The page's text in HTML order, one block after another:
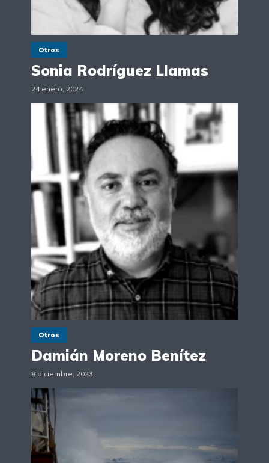
Otros
Sonia Rodríguez Llamas
24 enero, 2024
Otros
Damián Moreno Benítez
8 diciembre, 2023